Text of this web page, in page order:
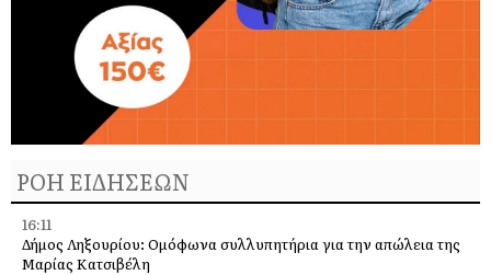
ΡΟΗ ΕΙΔΗΣΕΩΝ
16:11
Δήμος Ληξουρίου: Ομόφωνα συλλυπητήρια για την απώλεια της
Μαρίας Κατσιβέλη